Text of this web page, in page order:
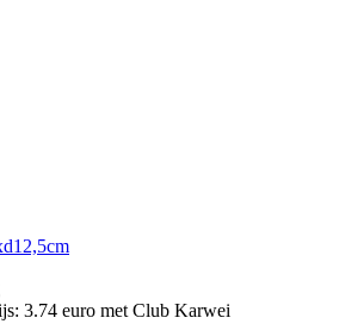
3.74 euro met Club Karwei